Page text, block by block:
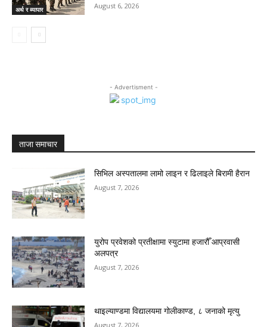
अर्थ र ब्यापार August 6, 2026
- Advertisment -
ताजा समाचार
सिभिल अस्पतालमा लामो लाइन र ढिलाइले बिरामी हैरान
August 7, 2026
युरोप प्रवेशको प्रतीक्षामा स्युटामा हजारौँ आप्रवासी
अलपत्र
August 7, 2026
थाइल्याण्डमा विद्यालयमा गोलीकाण्ड, ८ जनाको मृत्यु
August 7, 2026